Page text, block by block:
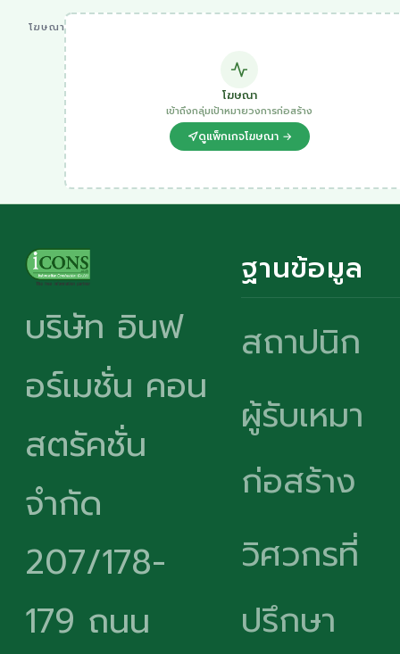
โฆษณา
โฆษณา
เข้าถึงกลุ่มเป้าหมายวงการก่อสร้าง
ดูแพ็กเกจโฆษณา →
บริษัท อินฟ
อร์เมชั่น คอน
สตรัคชั่น
จำกัด
207/178-
179 ถนน
ฐานข้อมูล
สถาปนิก
ผู้รับเหมา
ก่อสร้าง
วิศวกรที่
ปรึกษา